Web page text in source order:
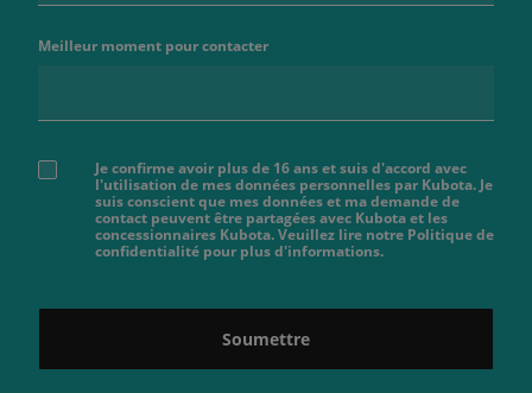
Meilleur moment pour contacter
Je confirme avoir plus de 16 ans et suis d'accord avec
l'utilisation de mes données personnelles par Kubota. Je
suis conscient que mes données et ma demande de
contact peuvent être partagées avec Kubota et les
concessionnaires Kubota. Veuillez lire notre Politique de
confidentialité pour plus d'informations.
Soumettre